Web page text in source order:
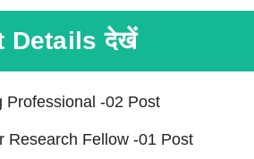
Details देखें
Professional -02 Post
Research Fellow -01 Post